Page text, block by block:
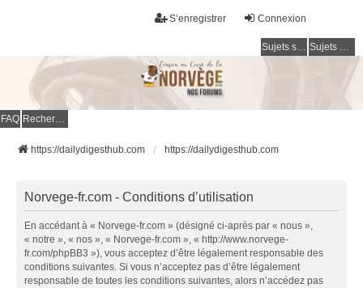
Connexion
S’enregistrer
Sujets sans réponse Sujets actifs
FAQ Rechercher
https://dailydigesthub.com https://dailydigesthub.com
Norvege-fr.com - Conditions d’utilisation
En accédant à « Norvege-fr.com » (désigné ci-après par « nous »,
« notre », « nos », « Norvege-fr.com », « http://www.norvege-
fr.com/phpBB3 »), vous acceptez d’être légalement responsable des
conditions suivantes. Si vous n’acceptez pas d’être légalement
responsable de toutes les conditions suivantes, alors n’accédez pas